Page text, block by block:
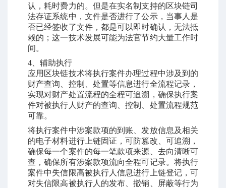
认，耗时费力的。但是在实名制支持的区块链司
法存证系统中，文件是否进行了公示，当事人是
否已经签收了文件，都是可以即时确认，无法抵
赖的；这一技术发展可能为法官节约大量工作时
间。
4 、辅助执行
应用区块链技术将执行案件办理过程中涉及到的
财产查询、控制、处置等信息进行全流程记录，
实现对财产处置流程的全程可追溯，确保执行案
件对被执行人财产的查询、控制、处置流程规范
可靠。
将执行案件中涉案款项的到账、发放信息及相关
的电子材料进行上链固证，可防篡改、可追溯，
确保每一个案件的每一笔款项来源、去向清晰可
查，确保所有涉案款项流向全程可记录。将执行
案件中失信限高被执行人信息进行上链登记，可
对失信限高被执行人的发布、撤销、屏蔽等行为